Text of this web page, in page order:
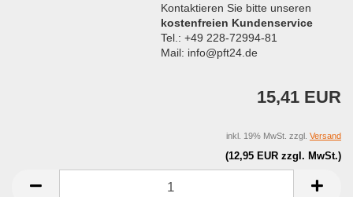
Kontaktieren Sie bitte unseren
kostenfreien Kundenservice
Tel.: +49 228-72994-81
Mail: info@pft24.de
15,41 EUR
(12,95 EUR zzgl. MwSt.)
inkl. 19% MwSt. zzgl. Versand